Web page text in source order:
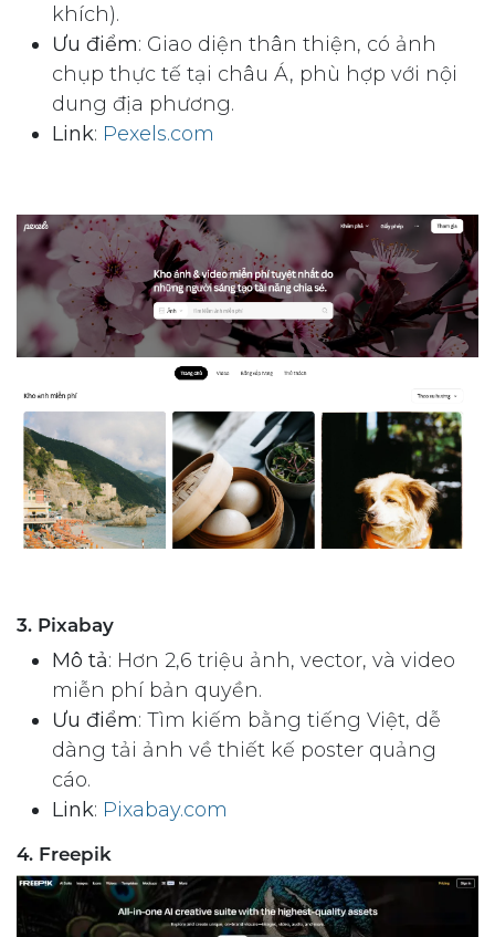
khích).
Ưu điểm: Giao diện thân thiện, có ảnh
chụp thực tế tại châu Á, phù hợp với nội
dung địa phương.
Link: Pexels.com
3. Pixabay
Mô tả: Hơn 2,6 triệu ảnh, vector, và video
miễn phí bản quyền.
Ưu điểm: Tìm kiếm bằng tiếng Việt, dễ
dàng tải ảnh về thiết kế poster quảng
cáo.
Link: Pixabay.com
4. Freepik